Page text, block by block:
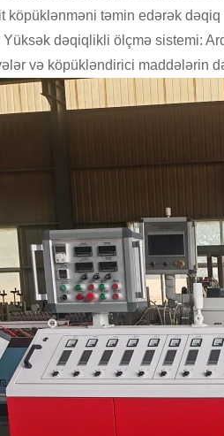
köpüklənməni təmin edərək dəqiq
Yüksək dəqiqlikli ölçmə sistemi:
və köpükləndirici maddələrin